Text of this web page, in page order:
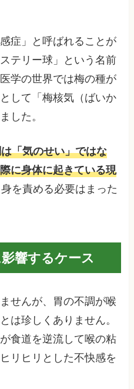
症」と呼ばれることが
テリー球」という名前
学の世界では梅の種が
して「梅核気（ばいか
した。
「気のせい」ではな
に身体に起きている現
を責める必要はまった
響するケース
せんが、胃の不調が喉
は珍しくありません。
食道を逆流して喉の粘
リヒリとした不快感を